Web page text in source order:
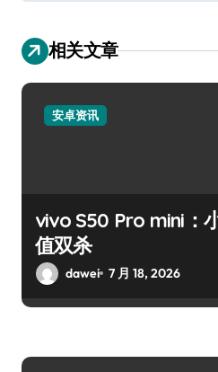
相关文章
安卓资讯
vivo S50 Pro mini：
值双杀
dawei 7 月 18, 2026